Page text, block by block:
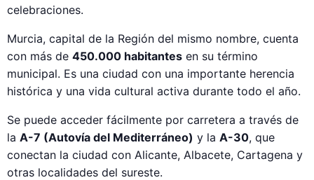
celebraciones.
Murcia, capital de la Región del mismo nombre, cuenta
con más de 450.000 habitantes en su término
municipal. Es una ciudad con una importante herencia
histórica y una vida cultural activa durante todo el año.
Se puede acceder fácilmente por carretera a través de
la A-7 (Autovía del Mediterráneo) y la A-30, que
conectan la ciudad con Alicante, Albacete, Cartagena y
otras localidades del sureste.